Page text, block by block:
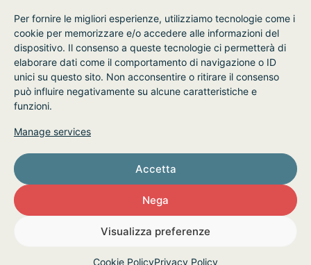
Per fornire le migliori esperienze, utilizziamo tecnologie come i
cookie per memorizzare e/o accedere alle informazioni del
dispositivo. Il consenso a queste tecnologie ci permetterà di
elaborare dati come il comportamento di navigazione o ID
unici su questo sito. Non acconsentire o ritirare il consenso
può influire negativamente su alcune caratteristiche e
funzioni.
Manage services
Accetta
Nega
Visualizza preferenze
Cookie PolicyPrivacy Policy